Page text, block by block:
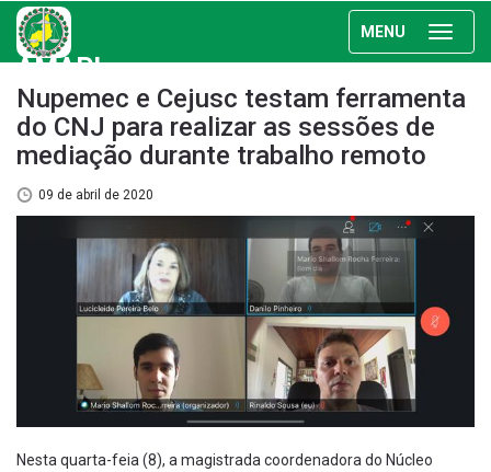
MENU
AMAPI
Nupemec e Cejusc testam ferramenta
do CNJ para realizar as sessões de
mediação durante trabalho remoto
09 de abril de 2020
Nesta quarta-feia (8), a magistrada coordenadora do Núcleo